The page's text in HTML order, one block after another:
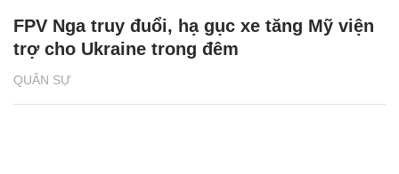
QUÂN SỰ
FPV Nga truy đuổi, hạ gục xe tăng Mỹ viện
trợ cho Ukraine trong đêm